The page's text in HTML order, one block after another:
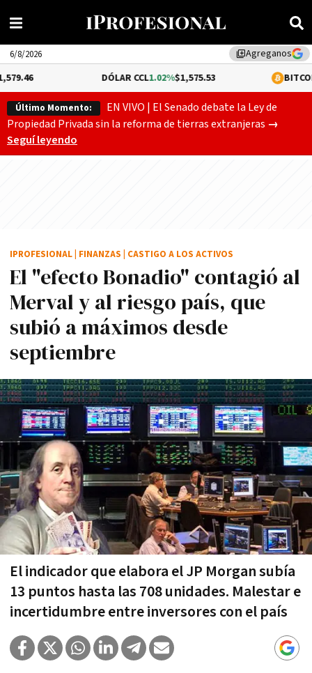
library_addAgreganos
6/8/2026
1.02%$1,575.53 -0.17%
Último Momento:
EN VIVO | El Senado debate la Ley de
Propiedad Privada sin la reforma de tierras extranjeras →
Seguí leyendo
El "efecto Bonadio" contagió al
Merval y al riesgo país, que
subió a máximos desde
septiembre
El indicador que elabora el JP Morgan subía
13 puntos hasta las 708 unidades. Malestar e
incertidumbre entre inversores con el país
IPROFESIONAL FINANZAS CASTIGO A LOS ACTIVOS